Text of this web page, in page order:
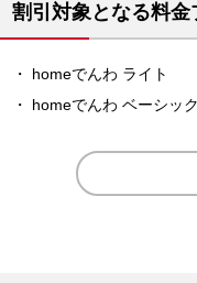
割引対象となる料金
homeでんわ ライト
homeでんわ ベーシック